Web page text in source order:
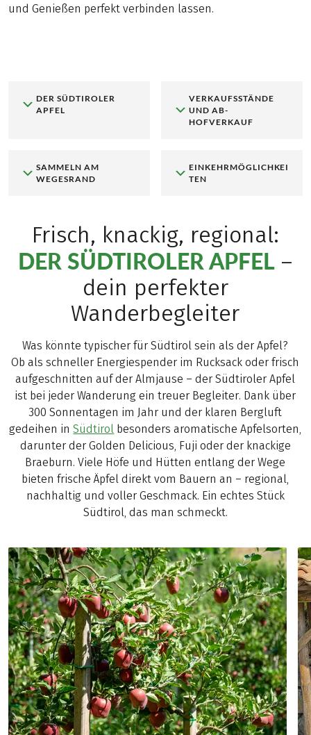
und Genießen perfekt verbinden lassen.
DER SÜDTIROLER
APFEL
VERKAUFSSTÄNDE
UND AB-
HOFVERKAUF
SAMMELN AM
WEGESRAND
EINKEHRMÖGLICHKEI
TEN
Frisch, knackig, regional:
DER SÜDTIROLER APFEL –
dein perfekter
Wanderbegleiter
Was könnte typischer für Südtirol sein als der Apfel?
Ob als schneller Energiespender im Rucksack oder frisch
aufgeschnitten auf der Almjause – der Südtiroler Apfel
ist bei jeder Wanderung ein treuer Begleiter. Dank über
300 Sonnentagen im Jahr und der klaren Bergluft
gedeihen inSüdtirol besonders aromatische Apfelsorten,
darunter der Golden Delicious, Fuji oder der knackige
Braeburn. Viele Höfe und Hütten entlang der Wege
bieten frische Äpfel direkt vom Bauern an – regional,
nachhaltig und voller Geschmack. Ein echtes Stück
Südtirol, das man schmeckt.